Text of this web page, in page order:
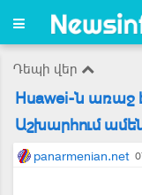
Դեպի վեր
Huawei-ն առաջ
Աշխարհում
panarmenian.net